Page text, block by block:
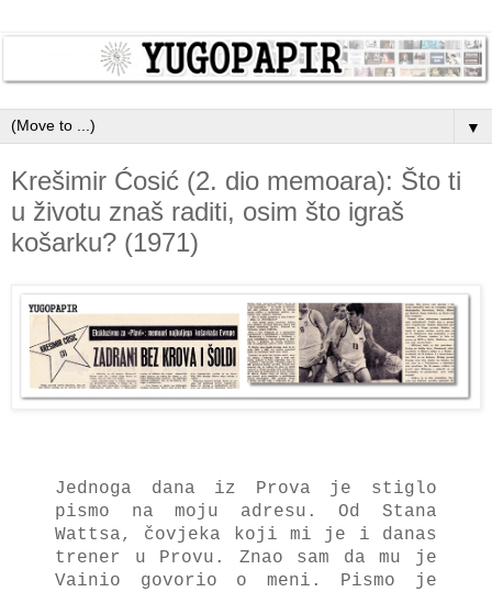
▼
Krešimir Ćosić (2. dio memoara): Što ti
u životu znaš raditi, osim što igraš
košarku? (1971)
Jednoga dana iz Prova je stiglo
pismo na moju adresu. Od Stana
Wattsa, čovjeka koji mi je i danas
trener u Provu. Znao sam da mu je
Vainio govorio o meni. Pismo je